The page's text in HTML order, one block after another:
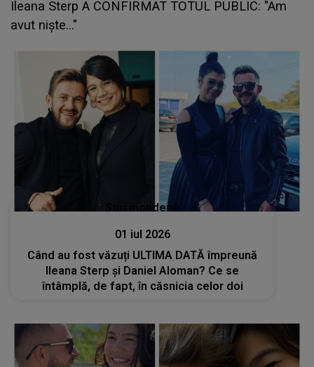
Ileana Sterp A CONFIRMAT TOTUL PUBLIC: "Am
avut niște..."
Stiri mondene
01 iul 2026
Când au fost văzuți ULTIMA DATĂ împreună
Ileana Sterp și Daniel Aloman? Ce se
întâmplă, de fapt, în căsnicia celor doi